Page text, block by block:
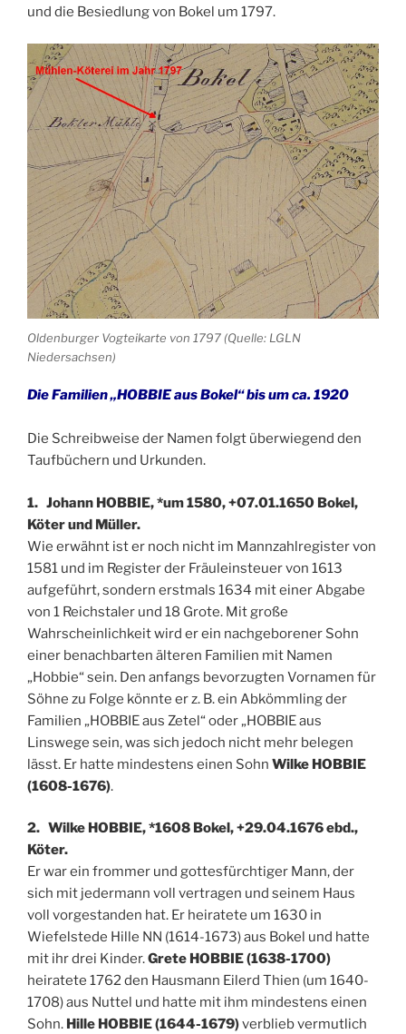
und die Besiedlung von Bokel um 1797.
Oldenburger Vogteikarte von 1797 (Quelle: LGLN
Niedersachsen)
Die Familien „HOBBIE aus Bokel“ bis um ca. 1920
Die Schreibweise der Namen folgt überwiegend den
Taufbüchern und Urkunden.
1. Johann HOBBIE, *um 1580, +07.01.1650 Bokel,
Köter und Müller.
Wie erwähnt ist er noch nicht im Mannzahlregister von
1581 und im Register der Fräuleinsteuer von 1613
aufgeführt, sondern erstmals 1634 mit einer Abgabe
von 1 Reichstaler und 18 Grote. Mit große
Wahrscheinlichkeit wird er ein nachgeborener Sohn
einer benachbarten älteren Familien mit Namen
„Hobbie“ sein. Den anfangs bevorzugten Vornamen für
Söhne zu Folge könnte er z. B. ein Abkömmling der
Familien „HOBBIE aus Zetel“ oder „HOBBIE aus
Linswege sein, was sich jedoch nicht mehr belegen
lässt. Er hatte mindestens einen Sohn Wilke HOBBIE
(1608-1676).
2. Wilke HOBBIE, *1608 Bokel, +29.04.1676 ebd.,
Köter.
Er war ein frommer und gottesfürchtiger Mann, der
sich mit jedermann voll vertragen und seinem Haus
voll vorgestanden hat. Er heiratete um 1630 in
Wiefelstede Hille NN (1614-1673) aus Bokel und hatte
mit ihr drei Kinder.Grete HOBBIE (1638-1700)
heiratete 1762 den Hausmann Eilerd Thien (um 1640-
1708) aus Nuttel und hatte mit ihm mindestens einen
Sohn. Hille HOBBIE (1644-1679)verblieb vermutlich